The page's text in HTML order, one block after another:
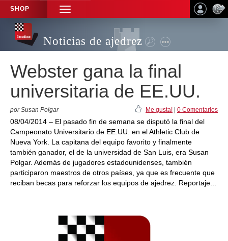
SHOP
TOGGLE
NAVIGATION
Noticias de ajedrez
Webster gana la final
universitaria de EE.UU.
por Susan Polgar Me gusta! 0 Comentarios
08/04/2014 – El pasado fin de semana se disputó la final del
Campeonato Universitario de EE.UU. en el Athletic Club de
Nueva York. La capitana del equipo favorito y finalmente
también ganador, el de la universidad de San Luis, era Susan
Polgar. Además de jugadores estadounidenses, también
participaron maestros de otros países, ya que es frecuente que
reciban becas para reforzar los equipos de ajedrez. Reportaje...